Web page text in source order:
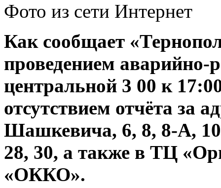
Фото из сети Интернет
Как сообщает
проведением аварийно-
центральной 3 00 к
отсутствием отчёта за
Шашкевича, 6, 8, 8-А,
28, 30, а также в ТЦ
«ОККО».